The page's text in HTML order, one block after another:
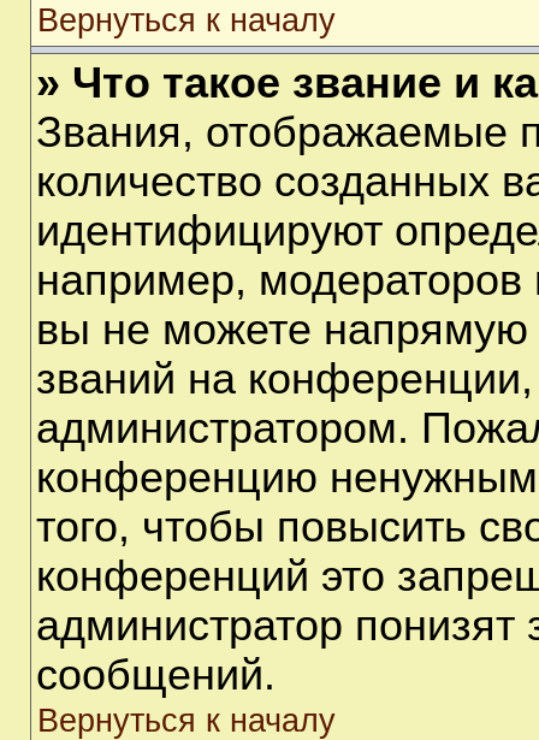
Вернуться к началу
» Что такое звание и
Звания, отображаемые
количество созданных
идентифицируют
например,
вы не можете напрямую
званий на
администратором.
конференцию
того, чтобы повысить
конференций это
администратор понизят
сообщений.
Вернуться к началу